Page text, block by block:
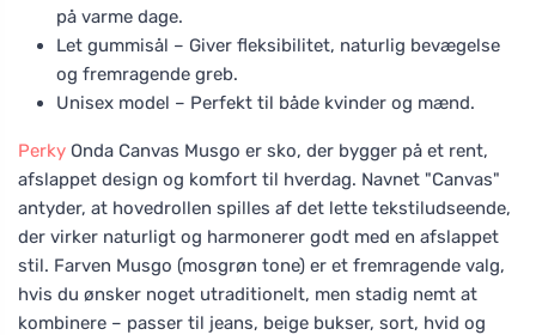
på varme dage.
Let gummisål – Giver fleksibilitet, naturlig bevægelse
og fremragende greb.
Unisex model – Perfekt til både kvinder og mænd.
Perky Onda Canvas Musgo er sko, der bygger på et rent,
afslappet design og komfort til hverdag. Navnet "Canvas"
antyder, at hovedrollen spilles af det lette tekstiludseende,
der virker naturligt og harmonerer godt med en afslappet
stil. Farven Musgo (mosgrøn tone) er et fremragende valg,
hvis du ønsker noget utraditionelt, men stadig nemt at
kombinere – passer til jeans, beige bukser, sort, hvid og